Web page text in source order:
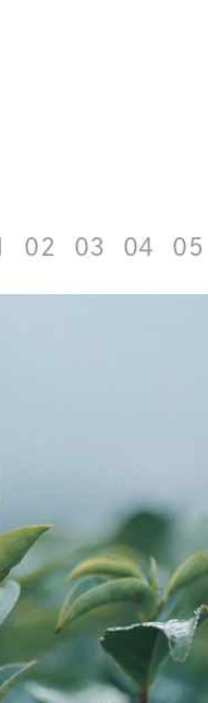
02 03 04 05